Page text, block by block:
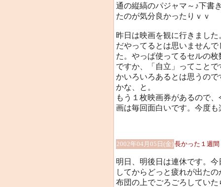
通の縦縞のパジャマ～♪下書
たのが気分良かったりｖｖ
昨日は映画を観に行きまし
だやってるとは思いません
た。やっぱ使ってるセルの
ですか、「自立」ってこと
かいろいろあるとは思うの
かな、と。
もう１枚映画券があるので
画は毎回面白いです。今度
2002年04月05日(金)長かった１週間
明日、明後日は連休です。
してからどっと疲れが出た
布団の上でごろごろしてい